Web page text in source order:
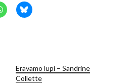
Eravamo lupi – Sandrine
Collette